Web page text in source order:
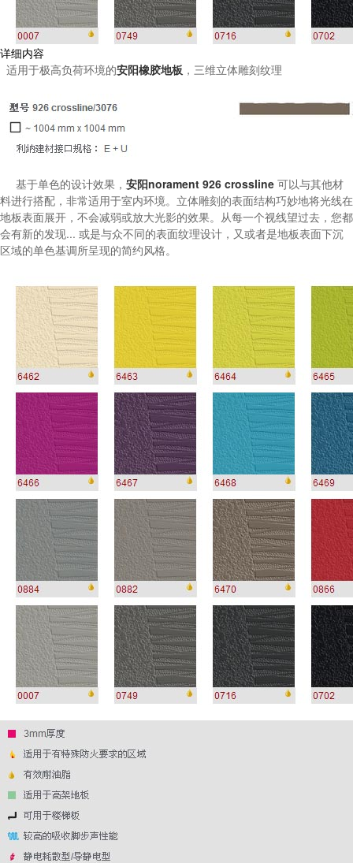
详细内容
适用于极高负荷环境的安阳橡胶地板 ，三维立体雕刻纹理
基于单色的设计效果， 安阳norament 926 crossline 可以与其他材
料进行搭配，非常适用于室内环境。立体雕刻的表面结构巧妙地将光线在
地板表面展开，不会减弱或放大光影的效果。从每一个视线望过去，您都
会有新的发现... 或是与众不同的表面纹理设计，又或者是地板表面下沉
区域的单色基调所呈现的简约风格。